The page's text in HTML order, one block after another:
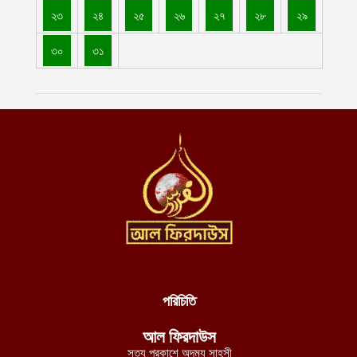
ভারত, পাকিস্তান ও বাংলাদেশের মাদ্রাসাগুলোতে সন্ত্রাসবাদ তৈরি হচ্ছে বলে
উস্কানিমূলক মন্তব্য করেছে উত্তর প্রদেশের হিন্দুত্ববাদী উপমুখ্যমন্ত্রী
আগস্ট ৬, ২০২৬
হাসিনাকে দেশে ফেরাতে ২২ বিশ্ববিদ্যালয়ের ৪০৪ প্রগতিশীল শিক্ষকের গোপন
২৩ ২৪ ২৫ ২৬ ২৭ ২৮ ২৯
৩০ ৩১
পরিচিতি
আল ফিরদাউস
সত্য প্রকাশে অদম্য সাহসী